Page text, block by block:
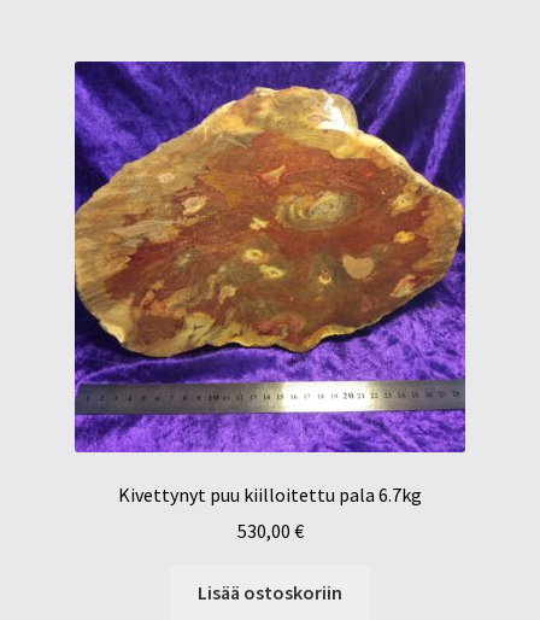
Kivettynyt puu kiilloitettu pala 6.7kg
530,00 €
Lisää ostoskoriin